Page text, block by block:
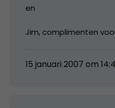
en
Jim, complimenten
15 januari 2007 om